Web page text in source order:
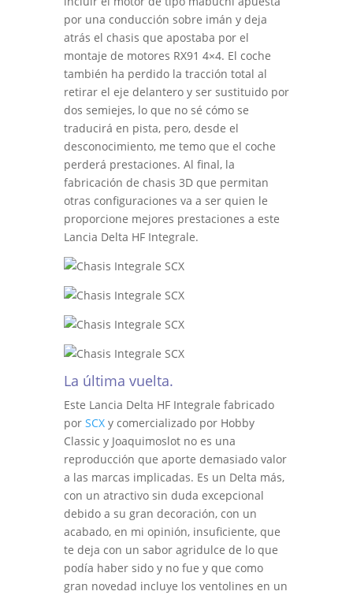
por una conducción sobre imán y deja
atrás el chasis que apostaba por el
montaje de motores RX91 4×4. El coche
también ha perdido la tracción total al
retirar el eje delantero y ser sustituido por
dos semiejes, lo que no sé cómo se
traducirá en pista, pero, desde el
desconocimiento, me temo que el coche
perderá prestaciones. Al final, la
fabricación de chasis 3D que permitan
otras configuraciones va a ser quien le
proporcione mejores prestaciones a este
Lancia Delta HF Integrale.
La última vuelta.
Este Lancia Delta HF Integrale fabricado
por SCXy comercializado por Hobby
Classic y Joaquimoslot no es una
reproducción que aporte demasiado valor
a las marcas implicadas. Es un Delta más,
con un atractivo sin duda excepcional
debido a su gran decoración, con un
acabado, en mi opinión, insuficiente, que
te deja con un sabor agridulce de lo que
podía haber sido y no fue y que como
gran novedad incluye los ventolines en un